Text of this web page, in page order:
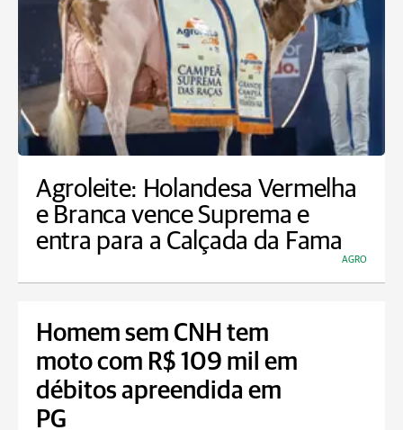
Agroleite: Holandesa Vermelha
e Branca vence Suprema e
entra para a Calçada da Fama
AGRO
Homem sem CNH tem
moto com R$ 109 mil em
débitos apreendida em
PG